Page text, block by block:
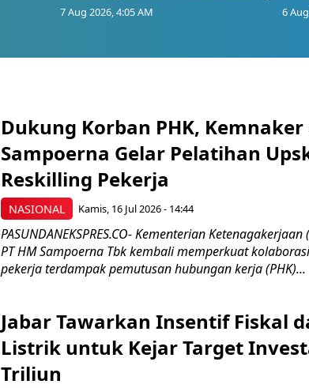
7 Aug 2026, 4:05 AM 6
NASIONAL
Dukung Korban PHK, Kemnaker
Sampoerna Gelar Pelatihan
Reskilling Pekerja
Kamis, 16 Jul 2026 - 14:44
PASUNDANEKSPRES.CO- Kementerian
PT HM Sampoerna Tbk kembali memperkuat
pekerja terdampak pemutusan hubungan kerja (PHK)...
Jabar Tawarkan Insentif Fiskal
Listrik untuk Kejar Target
Triliun